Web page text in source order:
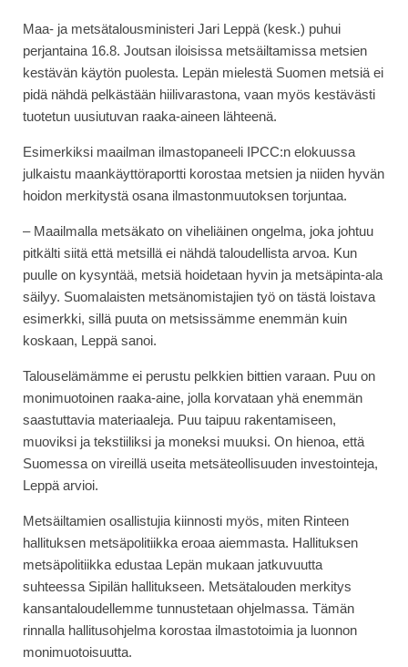
Maa- ja metsätalousministeri Jari Leppä (kesk.) puhui
perjantaina 16.8. Joutsan iloisissa metsäiltamissa metsien
kestävän käytön puolesta. Lepän mielestä Suomen metsiä ei
pidä nähdä pelkästään hiilivarastona, vaan myös kestävästi
tuotetun uusiutuvan raaka-aineen lähteenä.
Esimerkiksi maailman ilmastopaneeli IPCC:n elokuussa
julkaistu maankäyttöraportti korostaa metsien ja niiden hyvän
hoidon merkitystä osana ilmastonmuutoksen torjuntaa.
– Maailmalla metsäkato on viheliäinen ongelma, joka johtuu
pitkälti siitä että metsillä ei nähdä taloudellista arvoa. Kun
puulle on kysyntää, metsiä hoidetaan hyvin ja metsäpinta-ala
säilyy. Suomalaisten metsänomistajien työ on tästä loistava
esimerkki, sillä puuta on metsissämme enemmän kuin
koskaan, Leppä sanoi.
Talouselämämme ei perustu pelkkien bittien varaan. Puu on
monimuotoinen raaka-aine, jolla korvataan yhä enemmän
saastuttavia materiaaleja. Puu taipuu rakentamiseen,
muoviksi ja tekstiiliksi ja moneksi muuksi. On hienoa, että
Suomessa on vireillä useita metsäteollisuuden investointeja,
Leppä arvioi.
Metsäiltamien osallistujia kiinnosti myös, miten Rinteen
hallituksen metsäpolitiikka eroaa aiemmasta. Hallituksen
metsäpolitiikka edustaa Lepän mukaan jatkuvuutta
suhteessa Sipilän hallitukseen. Metsätalouden merkitys
kansantaloudellemme tunnustetaan ohjelmassa. Tämän
rinnalla hallitusohjelma korostaa ilmastotoimia ja luonnon
monimuotoisuutta.